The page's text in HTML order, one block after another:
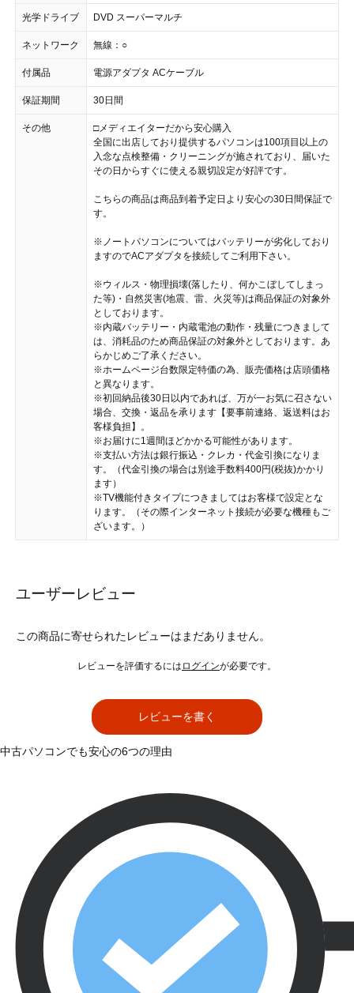
光学ドライブ DVD スーパーマルチ
ネットワーク 無線：○
付属品 電源アダプタ ACケーブル
保証期間 30日間
その他
□メディエイターだから安心購入
全国に出店しており提供するパソコンは100項目以上の
入念な点検整備・クリーニングが施されており、届いた
その日からすぐに使える親切設定が好評です。
こちらの商品は商品到着予定日より安心の30日間保証で
す。
※ノートパソコンについてはバッテリーが劣化しており
ますのでACアダプタを接続してご利用下さい。
※ウィルス・物理損壊(落したり、何かこぼしてしまっ
た等)・自然災害(地震、雷、火災等)は商品保証の対象外
としております。
※内蔵バッテリー・内蔵電池の動作・残量につきまして
は、消耗品のため商品保証の対象外としております。あ
らかじめご了承ください。
※ホームページ台数限定特価の為、販売価格は店頭価格
と異なります。
※初回納品後30日以内であれば、万が一お気に召さない
場合、交換・返品を承ります【要事前連絡、返送料はお
客様負担】。
※お届けに1週間ほどかかる可能性があります。
※支払い方法は銀行振込・クレカ・代金引換になりま
す。（代金引換の場合は別途手数料400円(税抜)かかり
ます）
※TV機能付きタイプにつきましてはお客様で設定とな
ります。（その際インターネット接続が必要な機種もご
ざいます。）
ユーザーレビュー
この商品に寄せられたレビューはまだありません。
レビューを評価するには ログインが必要です。
レビューを書く
中古パソコンでも安心の6つの理由